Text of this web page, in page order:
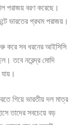
পরাজয় বরণ করেছে।
ভারতের প্রথম পরাজয়।
করে সব ধরনের আইসিসি
তবে নরেন্দ্র মোদি
গিয়ে ভারতীয় দল মাত্র
তাদের সবচেয়ে বড়